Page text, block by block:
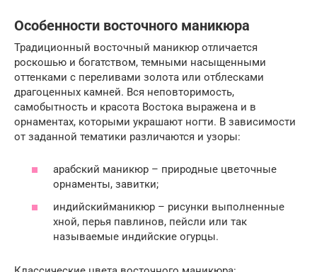
Особенности восточного маникюра
Традиционный восточный маникюр отличается
роскошью и богатством, темными насыщенными
оттенками с переливами золота или отблесками
драгоценных камней. Вся неповторимость,
самобытность и красота Востока выражена и в
орнаментах, которыми украшают ногти. В зависимости
от заданной тематики различаются и узоры:
арабский маникюр – природные цветочные
орнаменты, завитки;
индийскийманикюр – рисунки выполненные
хной, перья павлинов, пейсли или так
называемые индийские огурцы.